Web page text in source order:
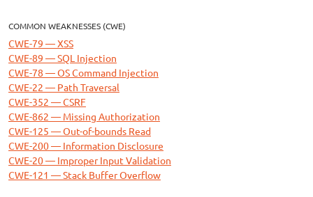
COMMON WEAKNESSES (CWE)
CWE-79 — XSS
CWE-89 — SQL Injection
CWE-78 — OS Command Injection
CWE-22 — Path Traversal
CWE-352 — CSRF
CWE-862 — Missing Authorization
CWE-125 — Out-of-bounds Read
CWE-200 — Information Disclosure
CWE-20 — Improper Input Validation
CWE-121 — Stack Buffer Overflow